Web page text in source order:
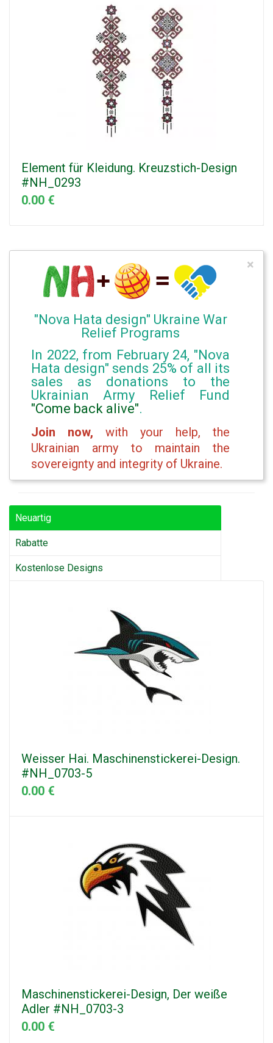
Element für Kleidung. Kreuzstich-Design
#NH_0293
0.00 €
"Nova Hata design" Ukraine War
Relief Programs
In 2022, from February 24, "Nova
Hata design" sends 25% of all its
sales as donations to the
Ukrainian Army Relief Fund
"Come back alive".
Join now, with your help, the
Ukrainian army to maintain the
sovereignty and integrity of Ukraine.
×
Neuartig
Rabatte
Kostenlose Designs
Weisser Hai. Maschinenstickerei-Design.
#NH_0703-5
0.00 €
Maschinenstickerei-Design, Der weiße
Adler #NH_0703-3
0.00 €